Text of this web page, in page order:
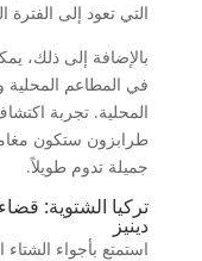
التي تعود إلى الفترة
بالإضافة إلى ذلك،
في المطاعم المحلية
المحلية. تجربة
طرابزون ستكون
جميلة تدوم طويلاً.
تركيا الشتوية:
دينيز
استمتع بأجواء